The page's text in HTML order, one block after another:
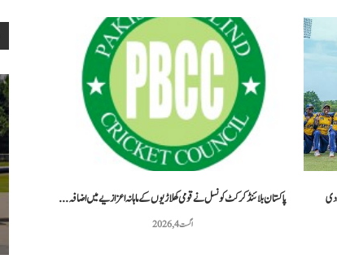
پاکستان بلائنڈ کرکٹ کونسل نے قومی کھلاڑیوں کے ماہانہ اعزازیے میں اضافہ...
اگست 4, 2026
پاکستانی ٹینس کھلاڑی محمد شعیب خان نے 20...